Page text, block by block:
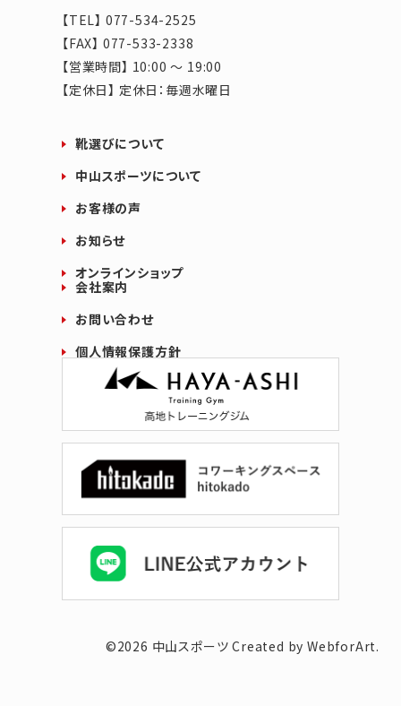
【TEL】 077-534-2525
【FAX】 077-533-2338
【営業時間】 10:00 ～ 19:00
【定休日】 定休日：毎週水曜日
靴選びについて
中山スポーツについて
お客様の声
お知らせ
オンラインショップ
会社案内
お問い合わせ
個人情報保護方針
©2026 中山スポーツ Created by WebforArt.